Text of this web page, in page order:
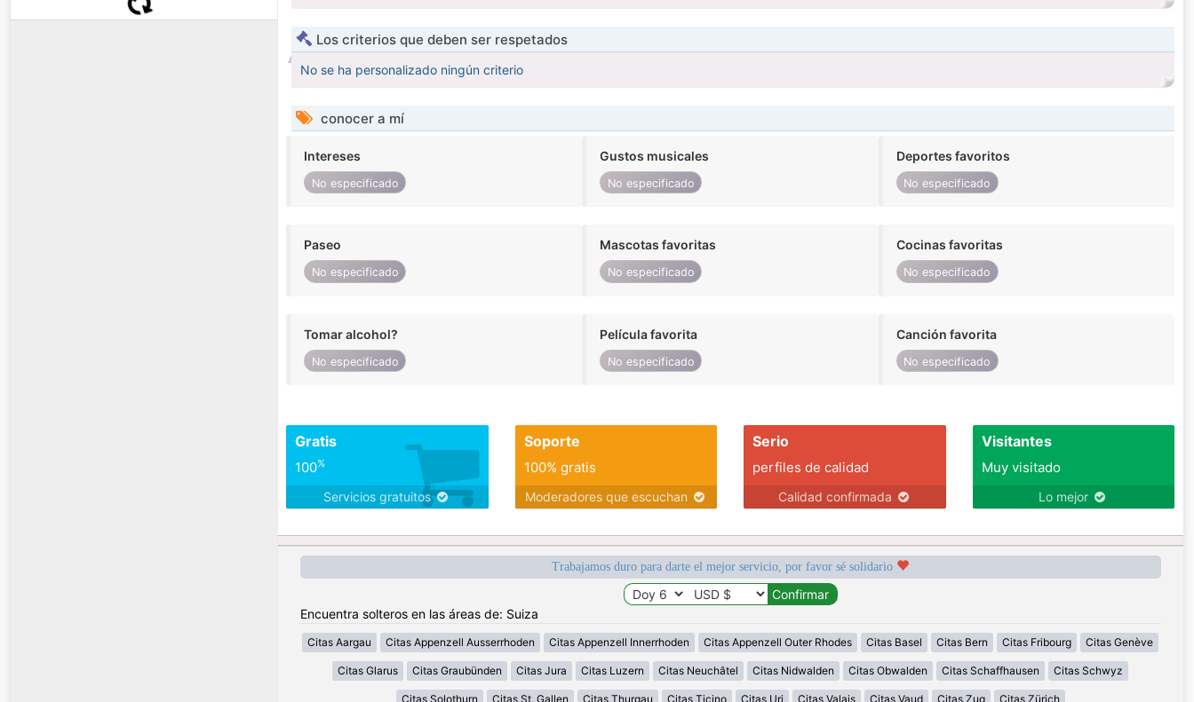
Los criterios que deben ser respetados
No se ha personalizado ningún criterio
conocer a mí
Intereses
No especificado
Gustos musicales
No especificado
Deportes favoritos
No especificado
Paseo
No especificado
Mascotas favoritas
No especificado
Cocinas favoritas
No especificado
Tomar alcohol?
No especificado
Película favorita
No especificado
Canción favorita
No especificado
Gratis
100%
Servicios gratuitos
Soporte
100% gratis
Moderadores que escuchan
Serio
perfiles de calidad
Calidad confirmada
Visitantes
Muy visitado
Lo mejor
Trabajamos duro para darte el mejor servicio, por favor sé solidario
Encuentra solteros en las áreas de: Suiza
Citas Aargau Citas Appenzell Ausserrhoden Citas Appenzell Innerrhoden Citas Appenzell Outer Rhodes Citas Basel Citas Bern Citas Fribourg Citas Genève
Citas Glarus Citas Graubünden Citas Jura Citas Luzern Citas Neuchâtel Citas Nidwalden Citas Obwalden Citas Schaffhausen Citas Schwyz
Citas Solothurn Citas St. Gallen Citas Thurgau Citas Ticino Citas Uri Citas Valais Citas Vaud Citas Zug Citas Zürich